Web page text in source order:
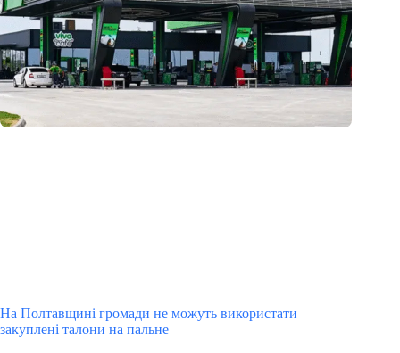
На Полтавщині громади не можуть використати
закуплені талони на пальне